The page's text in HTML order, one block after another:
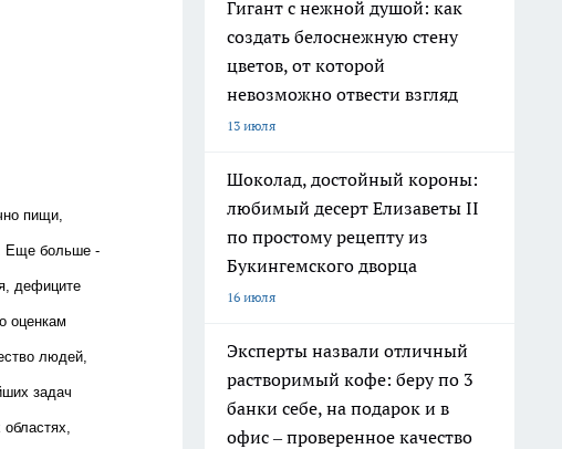
пищи,
Еще больше -
дефиците
оценкам
людей,
задач
Гигант с нежной душой: как
создать белоснежную стену
цветов, от которой
невозможно отвести взгляд
13 июля
Шоколад, достойный короны:
любимый десерт Елизаветы II
по простому рецепту из
Букингемского дворца
16 июля
Эксперты назвали отличный
растворимый кофе: беру по 3
банки себе, на подарок и в
офис – проверенное качество